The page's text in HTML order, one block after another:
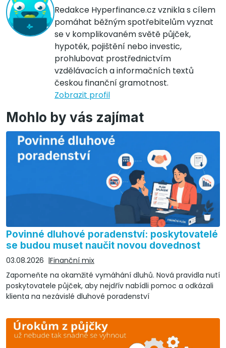
Redakce Hyperfinance.cz vznikla s cílem
pomáhat běžným spotřebitelům vyznat
se v komplikovaném světě půjček,
hypoték, pojištění nebo investic,
prohlubovat prostřednictvím
vzdělávacích a informačních textů
českou finanční gramotnost.
Zobrazit profil
Mohlo by vás zajímat
Povinné dluhové poradenství: poskytovatelé
se budou muset naučit novou dovednost
03.08.2026
Finanční mix
Zapomeňte na okamžité vymáhání dluhů. Nová pravidla nutí
poskytovatele půjček, aby nejdřív nabídli pomoc a odkázali
klienta na nezávislé dluhové poradenství